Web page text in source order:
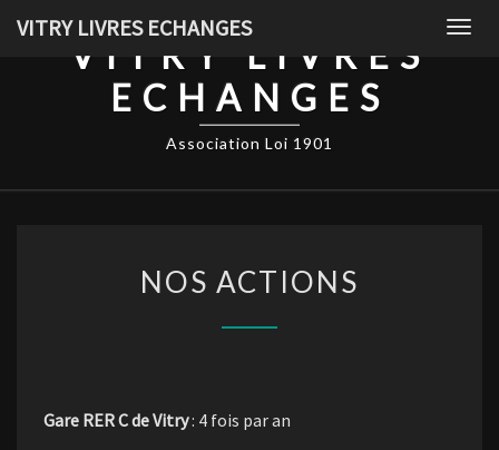
VITRY LIVRES ECHANGES
VITRY LIVRES
ECHANGES
Association Loi 1901
ACTIONS
NOS ACTIONS
Gare RER C de Vitry: 4 fois par an